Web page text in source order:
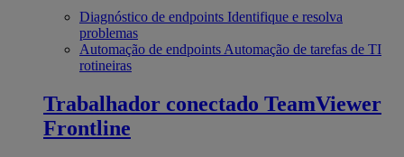
Diagnóstico de endpoints Identifique e resolva
problemas
Automação de endpoints Automação de tarefas de TI
rotineiras
Trabalhador conectado TeamViewer
Frontline